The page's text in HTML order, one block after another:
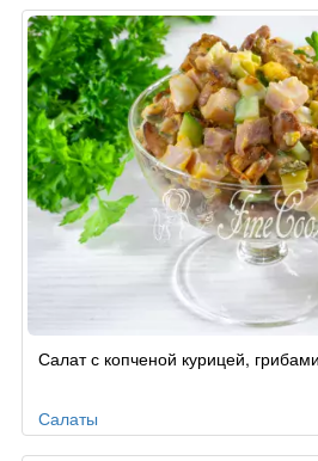
Салат с копченой курицей,
Салаты